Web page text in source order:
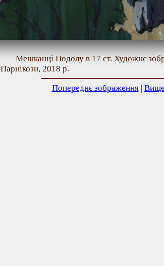
Мешканці Подолу в 17 ст. Художнє
Парнікози, 2018 р.
Попереднє зображення| Вище